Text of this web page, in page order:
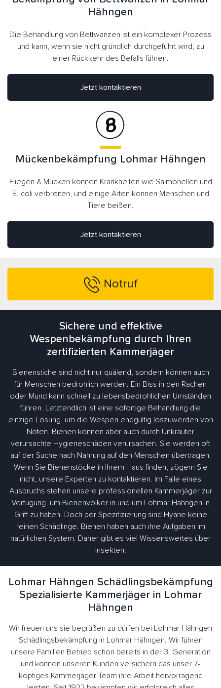
Hähngen
Die Behandlung von Bettwanzen ist ein komplexer Prozess
und kann, wenn sie nicht gründlich durchgeführt wird, zu
einer Rückkehr des Befalls führen.
Jetzt kontaktieren
Jetzt kontaktieren
Mückenbekämpfung Lohmar Hähngen
Fliegen & Mücken können Krankheiten wie Salmonellen und
E. coli verbreiten, und einige Arten können Menschen und
Tiere beißen.
Notruf
Sichere und effektive
Wespenbekämpfung durch Ihren
zertifizierten Kammerjäger
Bienenstiche sind nicht nur quälend, sondern können auch
für Menschen bedrohlich werden. Ein Biss in den Rachen
oder Mund kann schnell zu lebensbedrohlichen Umständen
führen. Letztendlich ist eine sofortige Behandlung die
einzige Lösung, um die Wespen endgültig loszuwerden von
Nöten. Bienen können aber auch durch Unkräuter
verursachte Hygieneschäden verursachen. Sie werden oft
auf der Suche nach Nahrung auf den Menschen übertragen.
Wenn Sie Bienenstöcke in Ihrem Haus finden, zögern Sie
nicht, unsere Experten zu kontaktieren. Im Falle eines
Ausbruchs stehen unsere professionellen Kammerjäger zur
Verfügung, um Bienenvölker in und um Lohmar Hähngen in
Griff zu halten. Doch per Spezifizierung sind Hyäne keine
reinen Schädlinge. Bienen haben auch ihre Aufgaben im
natürlichen System. Daher gibt es viel Wissenswertes über
Insekten.
Lohmar Hähngen Schädlingsbekämpfung
Spezialisierte Kammerjäger in Lohmar
Hähngen
Wir freuen uns sie begrüßen zu dürfen bei Lohmar Hähngen
Schädlingsbekämpfung in Lohmar Hähngen. Wir führen
unsere Familien Betrieb schon bereits in der 3. Generation
und können unseren Kunden versichern das unser 7-
köpfiges Kammerjäger Team ihre Arbeit hervorragend